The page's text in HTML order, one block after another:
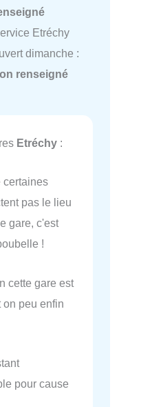
Etréchy
dimanche :
renseigné
Etréchy :
certaines
pas le lieu
gare, c'est
!
cette gare est
peu enfin
pour cause